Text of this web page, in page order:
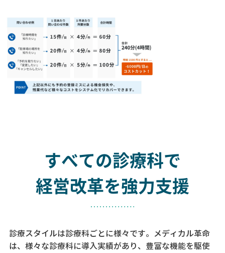
すべての診療科で
経営改革を強力支援
診療スタイルは診療科ごとに様々です。メディカル革命
は、様々な診療科に導入実績があり、 豊富な機能を駆使